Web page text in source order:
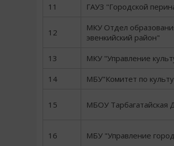
11 ГАУЗ "Городской
12
МКУ Отдел
эвенкийский район"
13 МКУ "Управление
14 МБУ"Комитет по
15 МБОУ
16 МБУ "Управление